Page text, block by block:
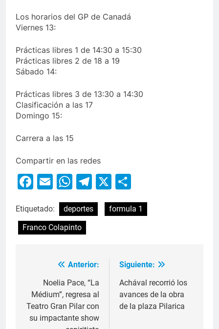
Los horarios del GP de Canadá
Viernes 13:
Prácticas libres 1 de 14:30 a 15:30
Prácticas libres 2 de 18 a 19
Sábado 14:
Prácticas libres 3 de 13:30 a 14:30
Clasificación a las 17
Domingo 15:
Carrera a las 15
Compartir en las redes
Facebook
EmailWhatsApp
Telegram
X
Etiquetado: deportes
formula 1
Franco Colapinto
Anterior:
Noelia Pace, “La
Médium”, regresa al
Teatro Gran Pilar con
su impactante show
Siguiente:
Achával recorrió los
avances de la obra
de la plaza Pilarica